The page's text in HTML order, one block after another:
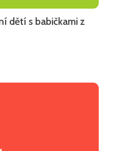
dětí s babičkami z